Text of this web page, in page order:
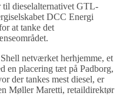
til dieselalternativet GTL-
DCC Energi
at tanke det
netværket herhjemme, et
en placering tæt på Padborg,
der tankes mest diesel, er
Møller Maretti, retaildirektør